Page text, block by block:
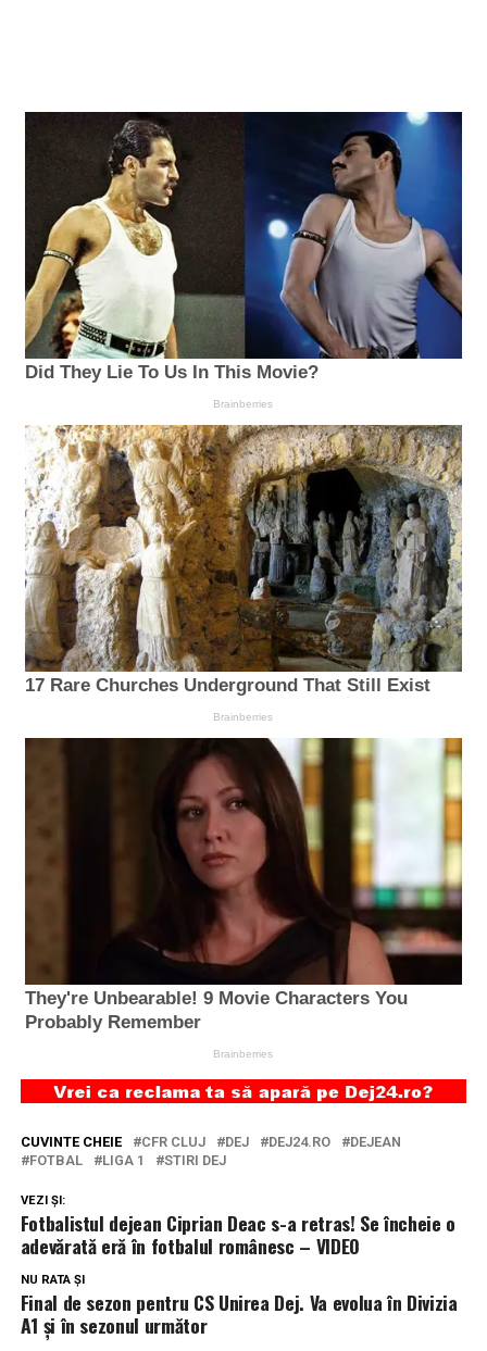
CUVINTE CHEIE CFR CLUJ DEJ DEJ24.RO
DEJEAN
FOTBAL
LIGA 1 STIRI DEJ
VEZI ȘI:
Fotbalistul dejean Ciprian Deac s-a retras! Se încheie o
adevărată eră în fotbalul românesc – VIDEO
NU RATA ȘI
Final de sezon pentru CS Unirea Dej. Va evolua în Divizia
A1 și în sezonul următor